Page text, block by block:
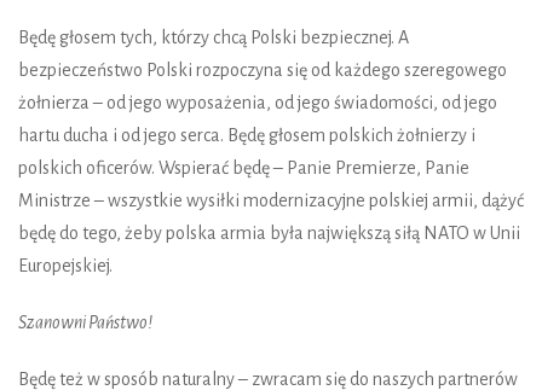
Będę głosem tych, którzy chcą Polski bezpiecznej. A
bezpieczeństwo Polski rozpoczyna się od każdego szeregowego
żołnierza – od jego wyposażenia, od jego świadomości, od jego
hartu ducha i od jego serca. Będę głosem polskich żołnierzy i
polskich oficerów. Wspierać będę – Panie Premierze, Panie
Ministrze – wszystkie wysiłki modernizacyjne polskiej armii, dążyć
będę do tego, żeby polska armia była największą siłą NATO w Unii
Europejskiej.
Szanowni Państwo!
Będę też w sposób naturalny – zwracam się do naszych partnerów